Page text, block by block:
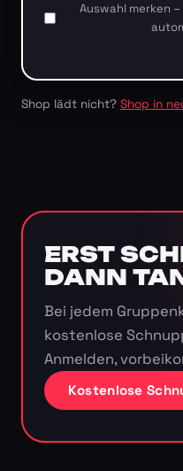
Auswahl merken
Shop lädt nicht? Shop in
ERST
DANN
Bei jedem
kostenlose
Anmelden,
Kostenlose